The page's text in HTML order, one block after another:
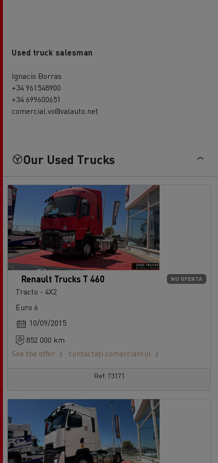
Used truck salesman
Ignacio Borras
+34 961548900
+34 699600651
comercial.vo@valauto.net
Our Used Trucks
NU OFERTA
Renault Trucks T 460
Tracto - 4X2
Euro 6
10/09/2015
852 000 km
See the offer
contactați comerciantul
Ref: 73171